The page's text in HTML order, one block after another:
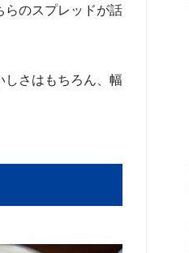
らのスプレッドが話
しさはもちろん、幅